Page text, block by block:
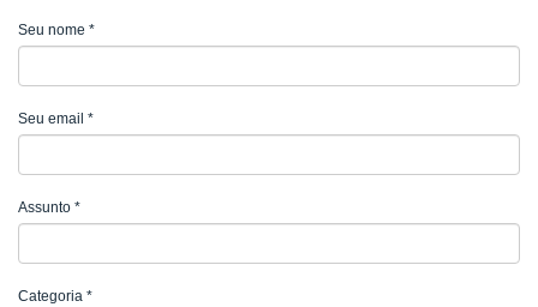
Seu nome *
Seu email *
Assunto *
Categoria *